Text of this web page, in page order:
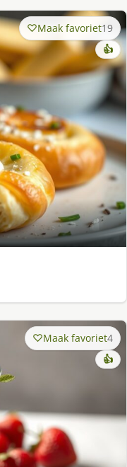
Maak favoriet19
👍
Maak favoriet4
👍